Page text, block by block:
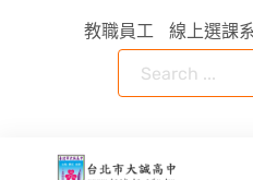
教職員工 線上選課